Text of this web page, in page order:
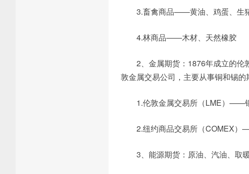
3.畜禽商品——黄油、鸡蛋、生
4.林商品——木材、天然橡胶
2、金属期货：1876年成立的伦
敦金属交易公司，主要从事铜和锡的
1.伦敦金属交易所（LME）——
2.纽约商品交易所（COMEX
3、能源期货：原油、汽油、取